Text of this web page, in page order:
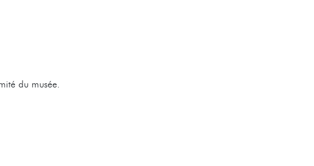
du musée.